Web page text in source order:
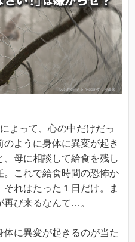
よって、心の中だけだっ
ように身体に異変が起き
母に相談して給食を残し
。これで給食時間の恐怖か
れはたった１日だけ。ま
再び来るなんて…。
に異変が起きるのが当た